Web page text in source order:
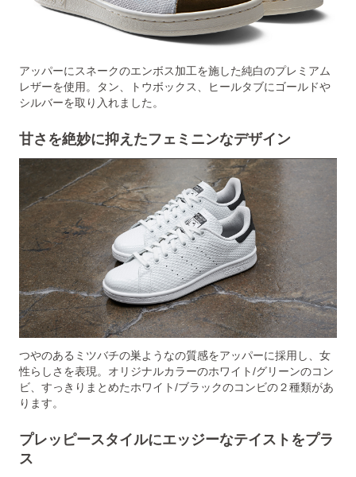
アッパーにスネークのエンボス加工を施した純白のプレミアム
レザーを使用。タン、トウボックス、ヒールタブにゴールドや
シルバーを取り入れました。
甘さを絶妙に抑えたフェミニンなデザイン
つやのあるミツバチの巣ようなの質感をアッパーに採用し、女
性らしさを表現。オリジナルカラーのホワイト/グリーンのコン
ビ、すっきりまとめたホワイト/ブラックのコンビの２種類があ
ります。
プレッピースタイルにエッジーなテイストをプラ
ス